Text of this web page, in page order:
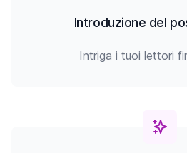
Introduzione del
Intriga i tuoi lettori